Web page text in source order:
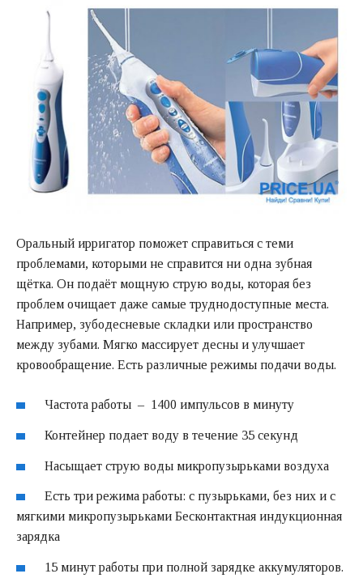
Оральный ирригатор поможет справиться с теми
проблемами, которыми не справится ни одна зубная
щётка. Он подаёт мощную струю воды, которая без
проблем очищает даже самые труднодоступные места.
Например, зубодесневые складки или пространство
между зубами. Мягко массирует десны и улучшает
кровообращение. Есть различные режимы подачи воды.
Частота работы – 1400 импульсов в минуту
Контейнер подает воду в течение 35 секунд
Насыщает струю воды микропузырьками воздуха
Есть три режима работы: с пузырьками, без них и с
мягкими микропузырьками Бесконтактная индукционная
зарядка
15 минут работы при полной зарядке аккумуляторов.